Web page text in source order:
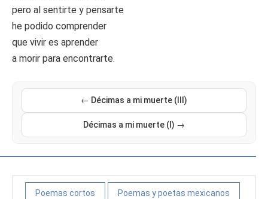
pero al sentirte y pensarte
he podido comprender
que vivir es aprender
a morir para encontrarte.
← Décimas a mi muerte (III)
Décimas a mi muerte (I) →
Poemas cortos Poemas y poetas mexicanos